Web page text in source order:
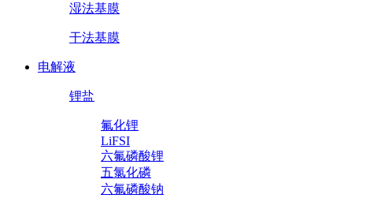
湿法基膜
干法基膜
电解液
锂盐
氟化锂
LiFSI
六氟磷酸锂
五氯化磷
六氟磷酸钠